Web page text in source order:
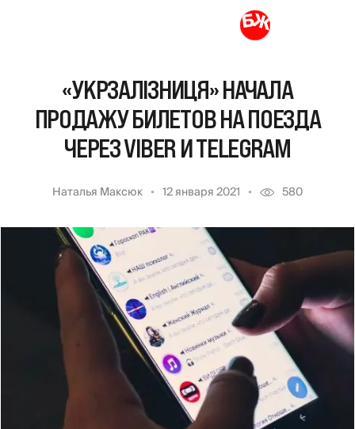
«УКРЗАЛІЗНИЦЯ» НАЧАЛА
ПРОДАЖУ БИЛЕТОВ НА ПОЕЗДА
ЧЕРЕЗ VIBER И TELEGRAM
Наталья Максюк 12 января 2021 580